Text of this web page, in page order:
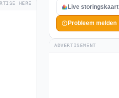
HERE
Live storingskaart
Probleem melden
ADVERTISEMENT